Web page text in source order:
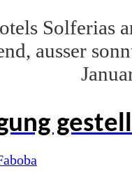
Solferias
ausser